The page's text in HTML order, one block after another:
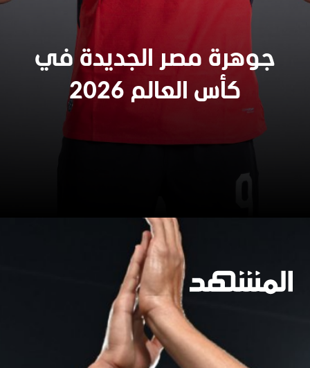
جوهرة مصر الجديدة في
كأس العالم 2026